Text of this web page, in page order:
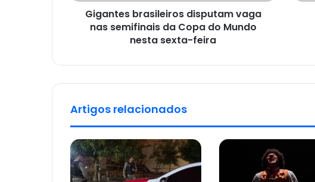
Gigantes brasileiros disputam vaga
nas semifinais da Copa do Mundo
nesta sexta-feira
Artigos relacionados